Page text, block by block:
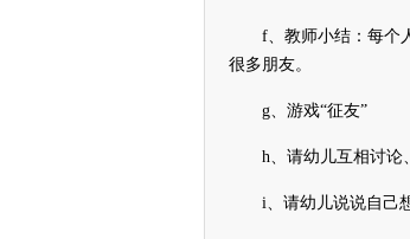
f、教师小结：每个人
很多朋友。
g、游戏“征友”
h、请幼儿互相讨论
i、请幼儿说说自己想